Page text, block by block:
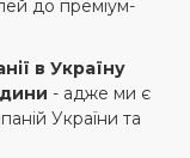
до преміум-
в Україну
- адже ми є
України та